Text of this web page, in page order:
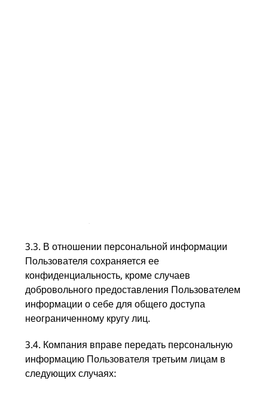
3.3. В отношении персональной информации
Пользователя сохраняется ее
конфиденциальность, кроме случаев
добровольного предоставления Пользователем
информации о себе для общего доступа
неограниченному кругу лиц.
3.4. Компания вправе передать персональную
информацию Пользователя третьим лицам в
следующих случаях: